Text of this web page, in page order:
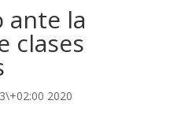
ante la
clases
2020